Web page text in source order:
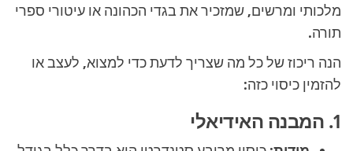
מלכותי ומרשים, שמזכיר את בגדי הכהונה או עיטורי ספרי
תורה.
הנה ריכוז של כל מה שצריך לדעת כדי למצוא, לעצב או
להזמין כיסוי כזה:
1. המבנה האידיאלי